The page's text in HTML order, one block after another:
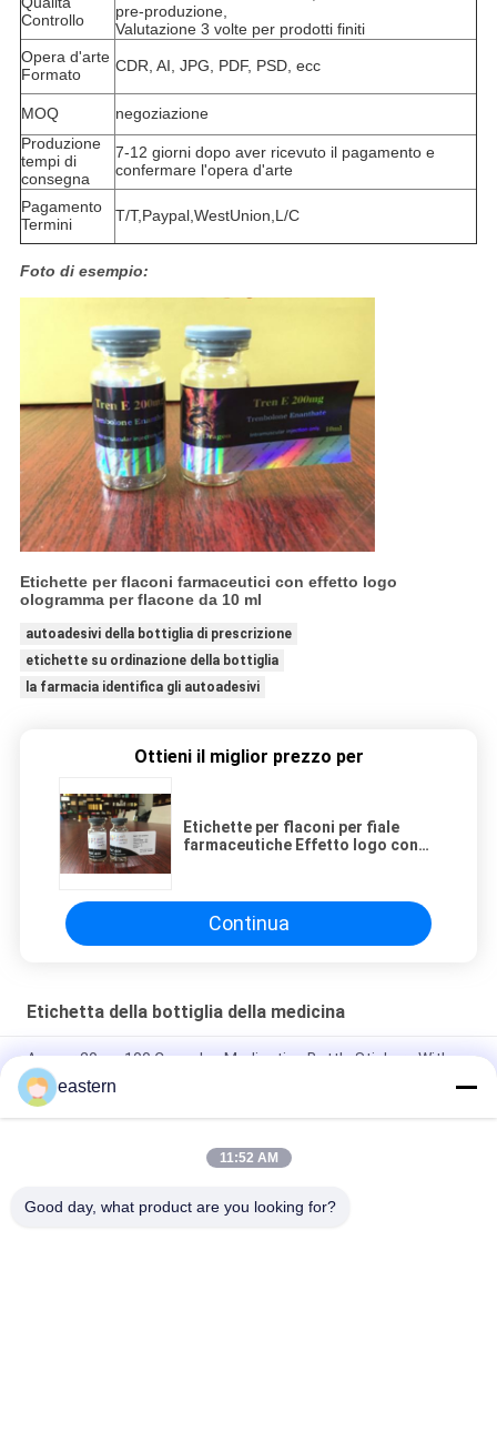
Controllo
pre-produzione,
Valutazione 3 volte per prodotti finiti
Opera d'arte
Formato
CDR, AI, JPG, PDF, PSD, ecc
MOQ
negoziazione
Produzione
tempi di
consegna
7-12 giorni dopo aver ricevuto il pagamento e
confermare l'opera d'arte
Pagamento
Termini
T/T,Paypal,WestUnion,L/C
Foto di esempio:
Etichette per flaconi farmaceutici con effetto logo
ologramma per flacone da 10 ml
autoadesivi della bottiglia di prescrizione
etichette su ordinazione della bottiglia
la farmacia identifica gli autoadesivi
Ottieni il miglior prezzo per
Etichette per flaconi per fiale
farmaceutiche Effetto logo con
Continua
Etichetta della bottiglia della medicina
Anavar 20mg 100 Capsules Medication Bottle Stickers With
Laser Effect
Etichette autoadesive Dsip 5mg per flaconcini piccoli
Etichette impermeabili in PVC Tesamorlin 10mg per piccole
eastern
11:52 AM
Good day, what product are you looking for?